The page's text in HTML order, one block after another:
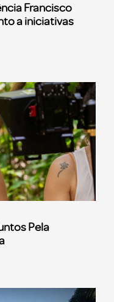
Francisco
a iniciativas
Pela